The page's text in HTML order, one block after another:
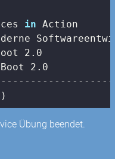
in Action
Boot 2.0
2.0
Übung beendet.